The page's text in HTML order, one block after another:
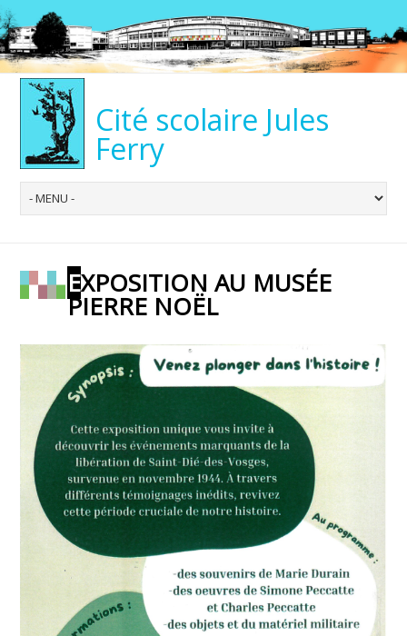
Cité scolaire Jules
Ferry
EXPOSITION AU MUSÉE
PIERRE NOËL